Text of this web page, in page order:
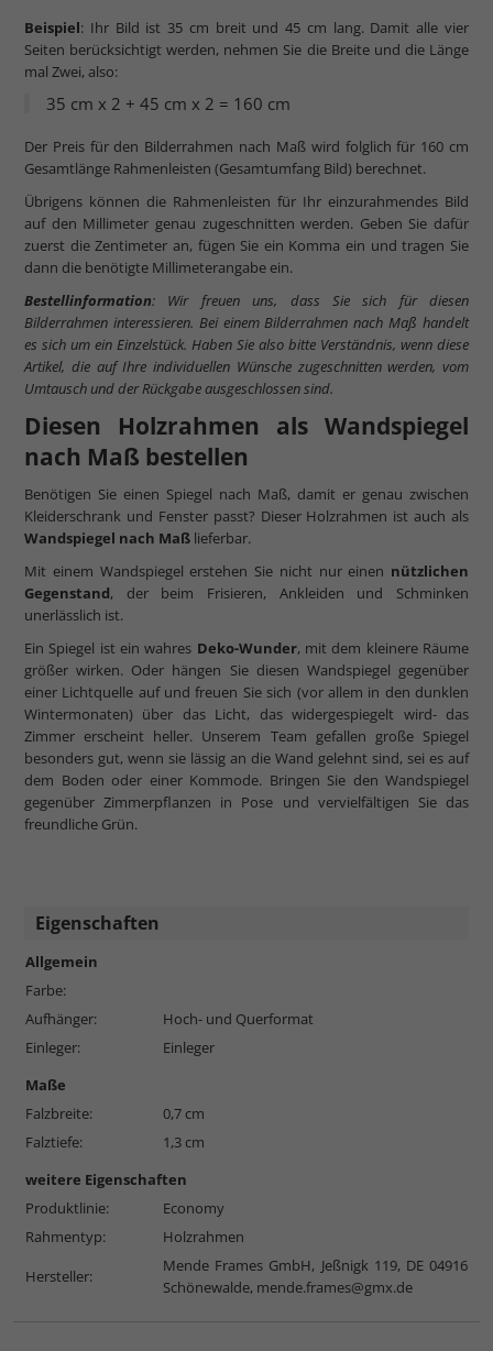
Beispiel: Ihr Bild ist 35 cm breit und 45 cm lang. Damit alle vier
Seiten berücksichtigt werden, nehmen Sie die Breite und die Länge
mal Zwei, also:
35 cm x 2 + 45 cm x 2 = 160 cm
Der Preis für den Bilderrahmen nach Maß wird folglich für 160 cm
Gesamtlänge Rahmenleisten (Gesamtumfang Bild) berechnet.
Übrigens können die Rahmenleisten für Ihr einzurahmendes Bild
auf den Millimeter genau zugeschnitten werden. Geben Sie dafür
zuerst die Zentimeter an, fügen Sie ein Komma ein und tragen Sie
dann die benötigte Millimeterangabe ein.
Bestellinformation: Wir freuen uns, dass Sie sich für diesen
Bilderrahmen interessieren. Bei einem Bilderrahmen nach Maß handelt
es sich um ein Einzelstück. Haben Sie also bitte Verständnis, wenn diese
Artikel, die auf Ihre individuellen Wünsche zugeschnitten werden, vom
Umtausch und der Rückgabe ausgeschlossen sind.
Diesen Holzrahmen als Wandspiegel
nach Maß bestellen
Benötigen Sie einen Spiegel nach Maß, damit er genau zwischen
Kleiderschrank und Fenster passt? Dieser Holzrahmen ist auch als
Wandspiegel nach Maß lieferbar.
Mit einem Wandspiegel erstehen Sie nicht nur einen nützlichen
Gegenstand, der beim Frisieren, Ankleiden und Schminken
unerlässlich ist.
Ein Spiegel ist ein wahres Deko-Wunder, mit dem kleinere Räume
größer wirken. Oder hängen Sie diesen Wandspiegel gegenüber
einer Lichtquelle auf und freuen Sie sich (vor allem in den dunklen
Wintermonaten) über das Licht, das widergespiegelt wird- das
Zimmer erscheint heller. Unserem Team gefallen große Spiegel
besonders gut, wenn sie lässig an die Wand gelehnt sind, sei es auf
dem Boden oder einer Kommode. Bringen Sie den Wandspiegel
gegenüber Zimmerpflanzen in Pose und vervielfältigen Sie das
freundliche Grün.
Eigenschaften
Allgemein
Farbe:
Aufhänger:
Hoch- und Querformat
Einleger:
Einleger
Maße
Falzbreite:
0,7 cm
Falztiefe:
1,3 cm
weitere Eigenschaften
Produktlinie:
Economy
Rahmentyp:
Holzrahmen
Hersteller:
Mende Frames GmbH, Jeßnigk 119, DE 04916
Schönewalde, mende.frames@gmx.de